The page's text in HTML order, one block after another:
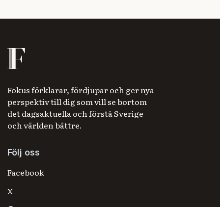
Fokus förklarar, fördjupar och ger nya
perspektiv till dig som vill se bortom
det dagsaktuella och förstå Sverige
och världen bättre.
Följ oss
Facebook
X